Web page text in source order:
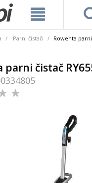
Parni čistači Rowenta parni
parni čistač